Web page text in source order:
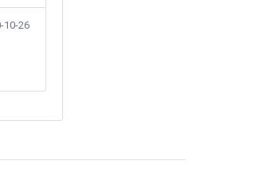
10-26